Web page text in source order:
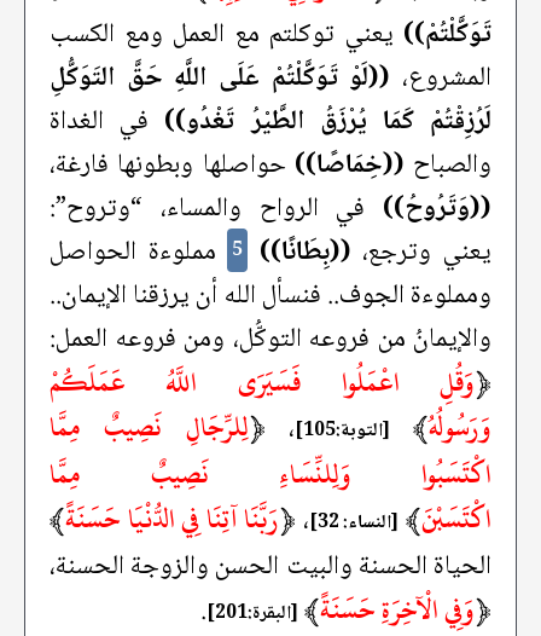
تَوَكَّلْتُمْ)) يعني توكلتم مع العمل ومع الكسب
المشروع، ((لَوْ تَوَكَّلْتُمْ عَلَى اللَّهِ حَقَّ التَوَكُّلِ
لَرُزِقْتُمْ كَمَا يُرْزَقُ الطَّيْرُ تَغْدُو)) في الغداة
والصباح ((خِمَاصًا)) حواصلها وبطونها فارغة،
((وَتَرُوحُ)) في الرواح والمساء، “وتروح”:
يعني وترجع، ((بِطَانًا)) 5 مملوءة الحواصل
ومملوءة الجوف.. فنسأل الله أن يرزقنا الإيمان..
والإيمانُ من فروعه التوكُّل، ومن فروعه العمل:
﴿وَقُلِ اعْمَلُوا فَسَيَرَى اللَّهُ عَمَلَكُمْ
وَرَسُولُهُ﴾ [التوبة:105] ، ﴿لِلرِّجَالِ نَصِيبٌ مِمَّا
اكْتَسَبُوا وَلِلنِّسَاءِ نَصِيبٌ مِمَّا
اكْتَسَبْنَ﴾ [النساء: 32] ، ﴿رَبَّنَا آتِنَا فِي الدُّنْيَا حَسَنَةً﴾
الحياة الحسنة والبيت الحسن والزوجة الحسنة،
﴿وَفِي الْآخِرَةِ حَسَنَةً﴾ [البقرة:201] .